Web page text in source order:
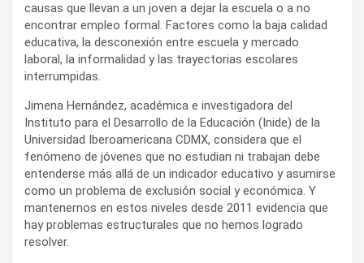
causas que llevan a un joven a dejar la escuela o a no
encontrar empleo formal. Factores como la baja calidad
educativa, la desconexión entre escuela y mercado
laboral, la informalidad y las trayectorias escolares
interrumpidas.
Jimena Hernández, académica e investigadora del
Instituto para el Desarrollo de la Educación (Inide) de la
Universidad Iberoamericana CDMX, considera que el
fenómeno de jóvenes que no estudian ni trabajan debe
entenderse más allá de un indicador educativo y asumirse
como un problema de exclusión social y económica. Y
mantenernos en estos niveles desde 2011 evidencia que
hay problemas estructurales que no hemos logrado
resolver.